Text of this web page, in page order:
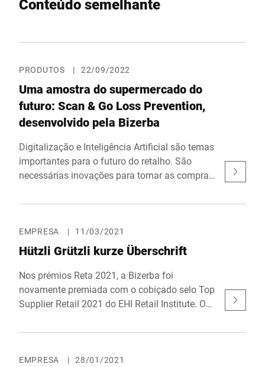
Conteúdo semelhante
PRODUTOS | 22/09/2022
Uma amostra do supermercado do
futuro: Scan & Go Loss Prevention,
desenvolvido pela Bizerba
Digitalização e Inteligência Artificial são temas
importantes para o futuro do retalho. São
necessárias inovações para tornar as compras
mais eficientes para os retalhistas. É por isso
sistema de prevenção de perdas Scan & Go
que promete claramente efeitos positivos nas
Bizerba.
EMPRESA | 11/03/2021
Hützli Grützli kurze Überschrift
Nos prémios Reta 2021, a Bizerba foi
novamente premiada com o cobiçado selo Top
Supplier Retail 2021 do EHI Retail Institute. O
do Grupo REWE, BILLA MERKUR Austria, pela
nas padarias MERKUR.
EMPRESA | 28/01/2021